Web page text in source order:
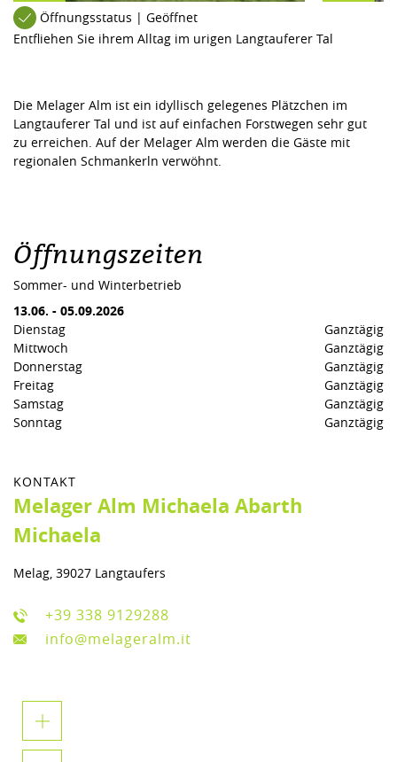
Öffnungsstatus | Geöffnet
Entfliehen Sie ihrem Alltag im urigen Langtauferer Tal
Die Melager Alm ist ein idyllisch gelegenes Plätzchen im
Langtauferer Tal und ist auf einfachen Forstwegen sehr gut
zu erreichen. Auf der Melager Alm werden die Gäste mit
regionalen Schmankerln verwöhnt.
Öffnungszeiten
Sommer- und Winterbetrieb
13.06. - 05.09.2026
Dienstag
Ganztägig
Mittwoch
Ganztägig
Donnerstag
Ganztägig
Freitag
Ganztägig
Samstag
Ganztägig
Sonntag
Ganztägig
KONTAKT
Melager Alm Michaela Abarth
Michaela
Melag, 39027 Langtaufers
+39 338 9129288
info@melageralm.it